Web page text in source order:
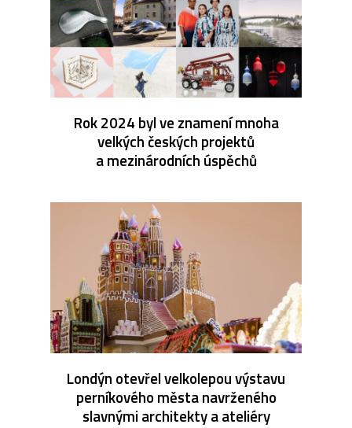
Rok 2024 byl ve znamení mnoha
velkých českých projektů
a mezinárodních úspěchů
Londýn otevřel velkolepou výstavu
perníkového města navrženého
slavnými architekty a ateliéry